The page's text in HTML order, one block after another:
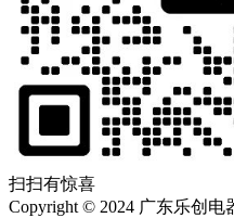
扫扫有惊喜
Copyright © 2024 广东乐创电